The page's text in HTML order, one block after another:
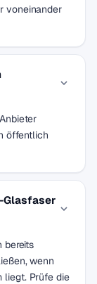
voneinander
öffentlich
Glasfaser
bereits
wenn
liegt. Prüfe die